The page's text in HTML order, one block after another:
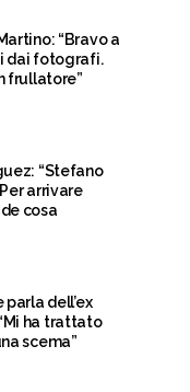
“Bravo a
dai fotografi.
frullatore”
“Stefano
arrivare
cosa
parla dell’ex
ha trattato
scema”